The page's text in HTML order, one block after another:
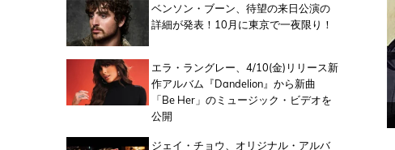
ベンソン・ブーン、待望の来日公演の
詳細が発表！10月に東京で一夜限り！
エラ・ラングレー、4/10(金)リリース新
作アルバム『Dandelion』から新曲
「Be Her」のミュージック・ビデオを
公開
ジェイ・チョウ、オリジナル・アルバ